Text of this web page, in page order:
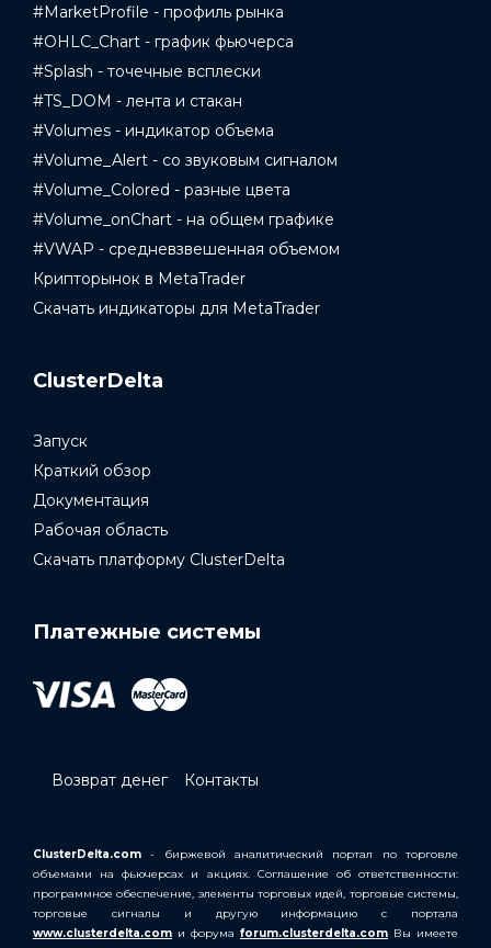
#MarketProfile - профиль рынка
#OHLC_Chart - график фьючерса
#Splash - точечные всплески
#TS_DOM - лента и стакан
#Volumes - индикатор объема
#Volume_Alert - со звуковым сигналом
#Volume_Colored - разные цвета
#Volume_onChart - на общем графике
#VWAP - средневзвешенная объемом
Крипторынок в MetaTrader
Скачать индикаторы для MetaTrader
ClusterDelta
Запуск
Краткий обзор
Документация
Рабочая область
Скачать платформу ClusterDelta
Платежные системы
Возврат денег Контакты
ClusterDelta.com - биржевой аналитический портал по торговле
объемами на фьючерсах и акциях. Соглашение об ответственности:
программное обеспечение, элементы торговых идей, торговые системы,
торговые сигналы и другую информацию с портала
www.clusterdelta.com и форума forum.clusterdelta.com Вы имеете